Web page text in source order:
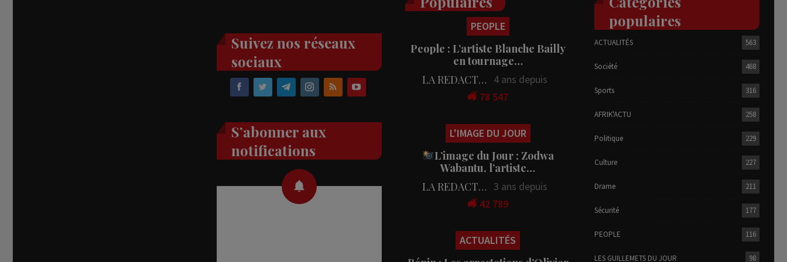
Suivez nos réseaux
sociaux
S’abonner aux
notifications
PEOPLE
People : L’artiste Blanche Bailly
en tournage…
LA REDACTION
4 ans depuis
78 547
L'IMAGE DU JOUR
L’image du Jour : Zodwa
Wabantu, l’artiste…
LA REDACTION 3 ans depuis
42 789
ACTUALITÉS
populaires
ACTUALITÉS 563
Société 468
Sports 316
AFRIK'ACTU 258
Politique 229
Culture 227
Drame 211
Sécurité 177
PEOPLE 116
LES GUILLEMETS DU JOUR 98